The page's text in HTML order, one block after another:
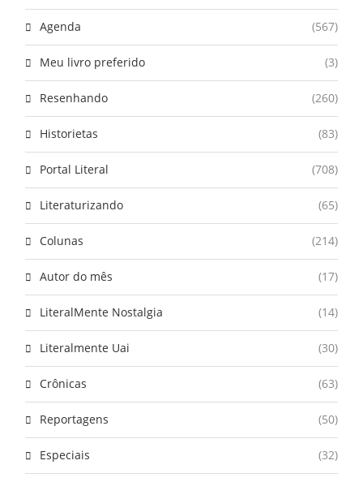
Agenda (567)
Meu livro preferido (3)
Resenhando (260)
Historietas (83)
Portal Literal (708)
Literaturizando (65)
Colunas (214)
Autor do mês (17)
LiteralMente Nostalgia (14)
Literalmente Uai (30)
Crônicas (63)
Reportagens (50)
Especiais (32)